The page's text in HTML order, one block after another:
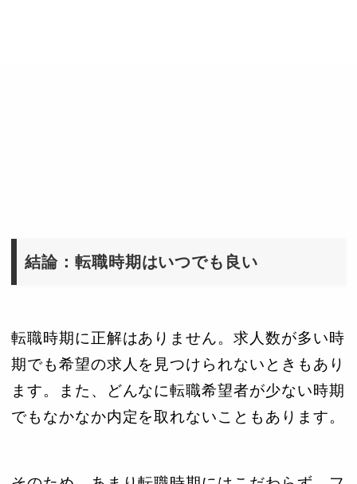
結論：転職時期はいつでも良い
転職時期に正解はありません。求人数が多い時
期でも希望の求人を見つけられないときもあり
ます。また、どんなに転職希望者が少ない時期
でもなかなか内定を取れないこともあります。